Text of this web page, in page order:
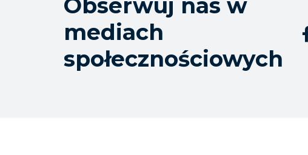
Obserwuj nas w
mediach
społecznościowych